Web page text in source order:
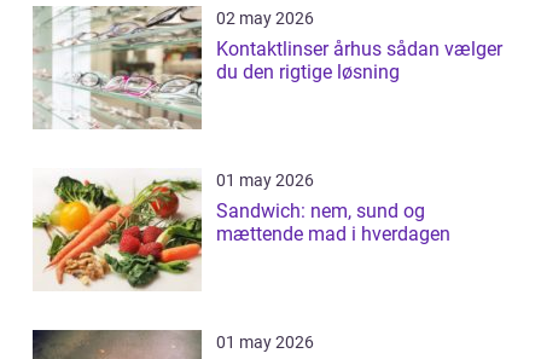
02 may 2026
Kontaktlinser århus sådan vælger
du den rigtige løsning
01 may 2026
Sandwich: nem, sund og
mættende mad i hverdagen
01 may 2026